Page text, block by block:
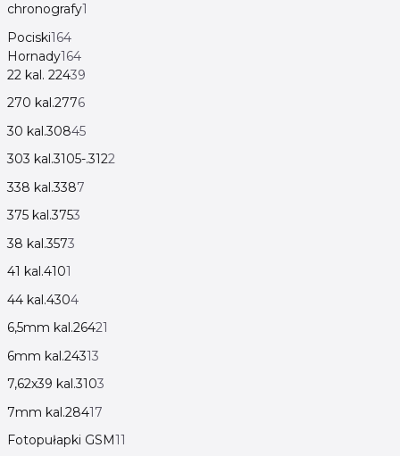
chronografy1
Pociski164
Hornady164
22 kal. 22439
270 kal.2776
30 kal.30845
303 kal.3105-.3122
338 kal.3387
375 kal.3753
38 kal.3573
41 kal.4101
44 kal.4304
6,5mm kal.26421
6mm kal.24313
7,62x39 kal.3103
7mm kal.28417
Fotopułapki GSM11